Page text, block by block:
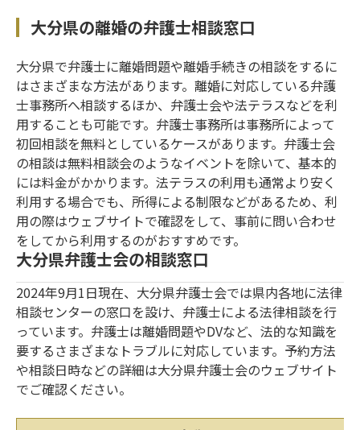
大分県の離婚の弁護士相談窓口
大分県で弁護士に離婚問題や離婚手続きの相談をするに
はさまざまな方法があります。離婚に対応している弁護
士事務所へ相談するほか、弁護士会や法テラスなどを利
用することも可能です。弁護士事務所は事務所によって
初回相談を無料としているケースがあります。弁護士会
の相談は無料相談会のようなイベントを除いて、基本的
には料金がかかります。法テラスの利用も通常より安く
利用する場合でも、所得による制限などがあるため、利
用の際はウェブサイトで確認をして、事前に問い合わせ
をしてから利用するのがおすすめです。
大分県弁護士会の相談窓口
2024年9月1日現在、大分県弁護士会では県内各地に法律
相談センターの窓口を設け、弁護士による法律相談を行
っています。弁護士は離婚問題やDVなど、法的な知識を
要するさまざまなトラブルに対応しています。予約方法
や相談日時などの詳細は大分県弁護士会のウェブサイト
でご確認ください。